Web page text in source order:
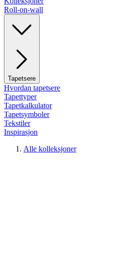
Roll-on-wall
Tapetsere
Hvordan tapetsere
Tapettyper
Tapetkalkulator
Tapetsymboler
Tekstiler
Inspirasjon
Alle kolleksjoner